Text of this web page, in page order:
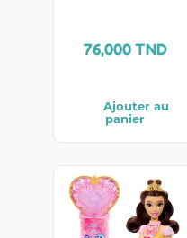
76,000TND
Ajouter au
panier